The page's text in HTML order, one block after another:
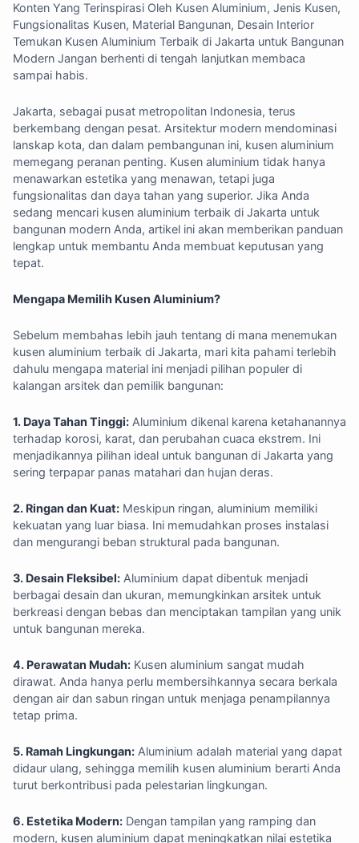
Konten Yang Terinspirasi Oleh Kusen Aluminium, Jenis Kusen,
Fungsionalitas Kusen, Material Bangunan, Desain Interior
Temukan Kusen Aluminium Terbaik di Jakarta untuk Bangunan
Modern Jangan berhenti di tengah lanjutkan membaca
sampai habis.
Jakarta, sebagai pusat metropolitan Indonesia, terus
berkembang dengan pesat. Arsitektur modern mendominasi
lanskap kota, dan dalam pembangunan ini, kusen aluminium
memegang peranan penting. Kusen aluminium tidak hanya
menawarkan estetika yang menawan, tetapi juga
fungsionalitas dan daya tahan yang superior. Jika Anda
sedang mencari kusen aluminium terbaik di Jakarta untuk
bangunan modern Anda, artikel ini akan memberikan panduan
lengkap untuk membantu Anda membuat keputusan yang
tepat.
Mengapa Memilih Kusen Aluminium?
Sebelum membahas lebih jauh tentang di mana menemukan
kusen aluminium terbaik di Jakarta, mari kita pahami terlebih
dahulu mengapa material ini menjadi pilihan populer di
kalangan arsitek dan pemilik bangunan:
1. Daya Tahan Tinggi: Aluminium dikenal karena ketahanannya
terhadap korosi, karat, dan perubahan cuaca ekstrem. Ini
menjadikannya pilihan ideal untuk bangunan di Jakarta yang
sering terpapar panas matahari dan hujan deras.
2. Ringan dan Kuat: Meskipun ringan, aluminium memiliki
kekuatan yang luar biasa. Ini memudahkan proses instalasi
dan mengurangi beban struktural pada bangunan.
3. Desain Fleksibel: Aluminium dapat dibentuk menjadi
berbagai desain dan ukuran, memungkinkan arsitek untuk
berkreasi dengan bebas dan menciptakan tampilan yang unik
untuk bangunan mereka.
4. Perawatan Mudah: Kusen aluminium sangat mudah
dirawat. Anda hanya perlu membersihkannya secara berkala
dengan air dan sabun ringan untuk menjaga penampilannya
tetap prima.
5. Ramah Lingkungan: Aluminium adalah material yang dapat
didaur ulang, sehingga memilih kusen aluminium berarti Anda
turut berkontribusi pada pelestarian lingkungan.
6. Estetika Modern: Dengan tampilan yang ramping dan
modern, kusen aluminium dapat meningkatkan nilai estetika